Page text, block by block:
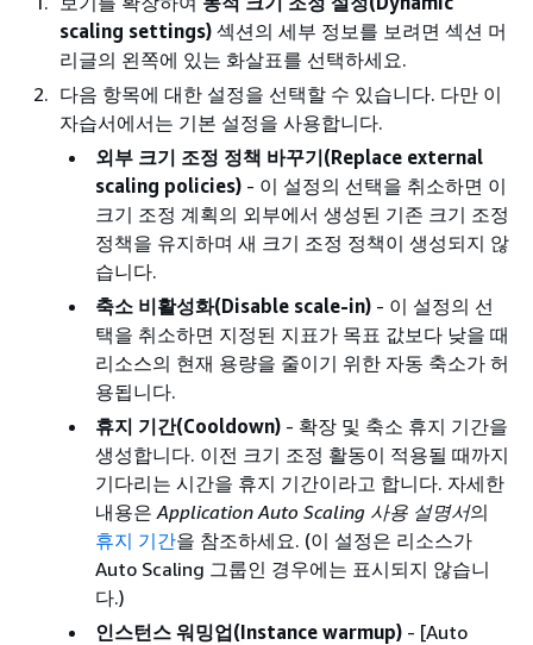
scaling settings) 섹션의 세부 정보를 보려면 섹션 머
리글의 왼쪽에 있는 화살표를 선택하세요.
다음 항목에 대한 설정을 선택할 수 있습니다. 다만 이
자습서에서는 기본 설정을 사용합니다.
외부 크기 조정 정책 바꾸기(Replace external
scaling policies) - 이 설정의 선택을 취소하면 이
크기 조정 계획의 외부에서 생성된 기존 크기 조정
정책을 유지하며 새 크기 조정 정책이 생성되지 않
습니다.
축소 비활성화(Disable scale-in) - 이 설정의 선
택을 취소하면 지정된 지표가 목표 값보다 낮을 때
리소스의 현재 용량을 줄이기 위한 자동 축소가 허
용됩니다.
휴지 기간(Cooldown) - 확장 및 축소 휴지 기간을
생성합니다. 이전 크기 조정 활동이 적용될 때까지
기다리는 시간을 휴지 기간이라고 합니다. 자세한
내용은Application Auto Scaling 사용 설명서의
휴지 기간을 참조하세요. (이 설정은 리소스가
Auto Scaling 그룹인 경우에는 표시되지 않습니
다.)
인스턴스 워밍업(Instance warmup) - [Auto